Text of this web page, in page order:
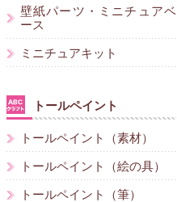
壁紙パーツ・ミニチュアベ
ース
ミニチュアキット
トールペイント
トールペイント（素材）
トールペイント（絵の具）
トールペイント（筆）